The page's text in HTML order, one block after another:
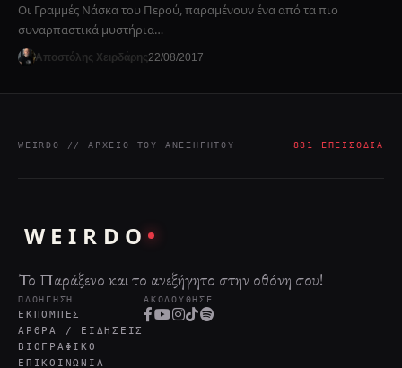
Οι Γραμμές Νάσκα του Περού, παραμένουν ένα από τα πιο
συναρπαστικά μυστήρια…
Αποστόλης Χειρδάρης22/08/2017
WEIRDO // ΑΡΧΕΊΟ ΤΟΥ ΑΝΕΞΉΓΗΤΟΥ 881 ΕΠΕΙΣΌΔΙΑ
WEIRDO
Το Παράξενο και το ανεξήγητο στην οθόνη σου!
ΠΛΟΉΓΗΣΗ
ΕΚΠΟΜΠΈΣ
ΆΡΘΡΑ / ΕΙΔΉΣΕΙΣ
ΒΙΟΓΡΑΦΙΚΌ
ΕΠΙΚΟΙΝΩΝΊΑ
ΑΚΟΛΟΎΘΗΣΕ